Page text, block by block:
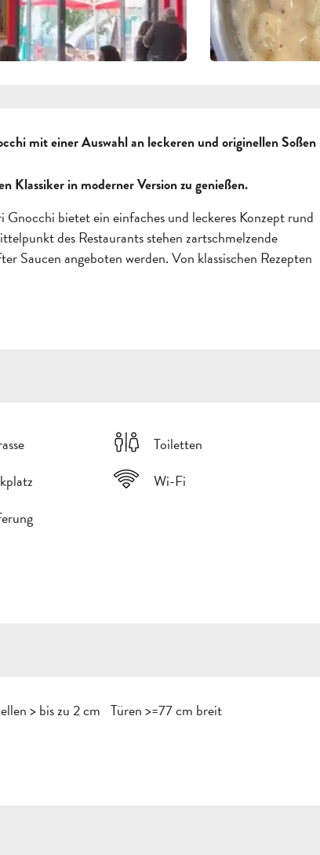
mit einer Auswahl an leckeren und originellen Soßen
Klassiker in moderner Version zu genießen.
bietet ein einfaches und leckeres Konzept rund
des Restaurants stehen zartschmelzende
Saucen angeboten werden. Von klassischen Rezepten
Toiletten
Wi-Fi
> bis zu 2 cm Türen >=77 cm breit